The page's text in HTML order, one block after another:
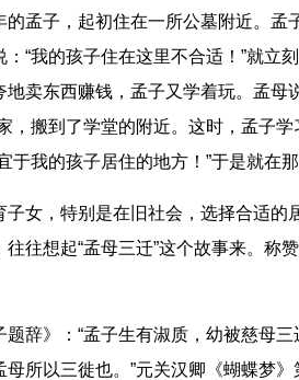
的孟子，起初住在一所公墓附近。孟
“我的孩子住在这里不合适！”就立
地卖东西赚钱，孟子又学着玩。孟母
，搬到了学堂的附近。这时，孟子
于我的孩子居住的地方！”于是就在那
子女，特别是在旧社会，选择合适的
往想起“孟母三迁”这个故事来。称
题辞》：“孟子生有淑质，幼被慈母
母所以三徙也。”元关汉卿《蝴蝶梦